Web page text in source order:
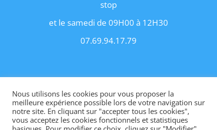
stop
et le samedi de 09H00 à 12H30
07.69.94.17.79
Copyright 2021 IConditions Générales de
VenteIContact
Nous utilisons les cookies pour vous proposer la
meilleure expérience possible lors de votre navigation sur
notre site. En cliquant sur "accepter tous les cookies",
vous acceptez les cookies fonctionnels et statistiques